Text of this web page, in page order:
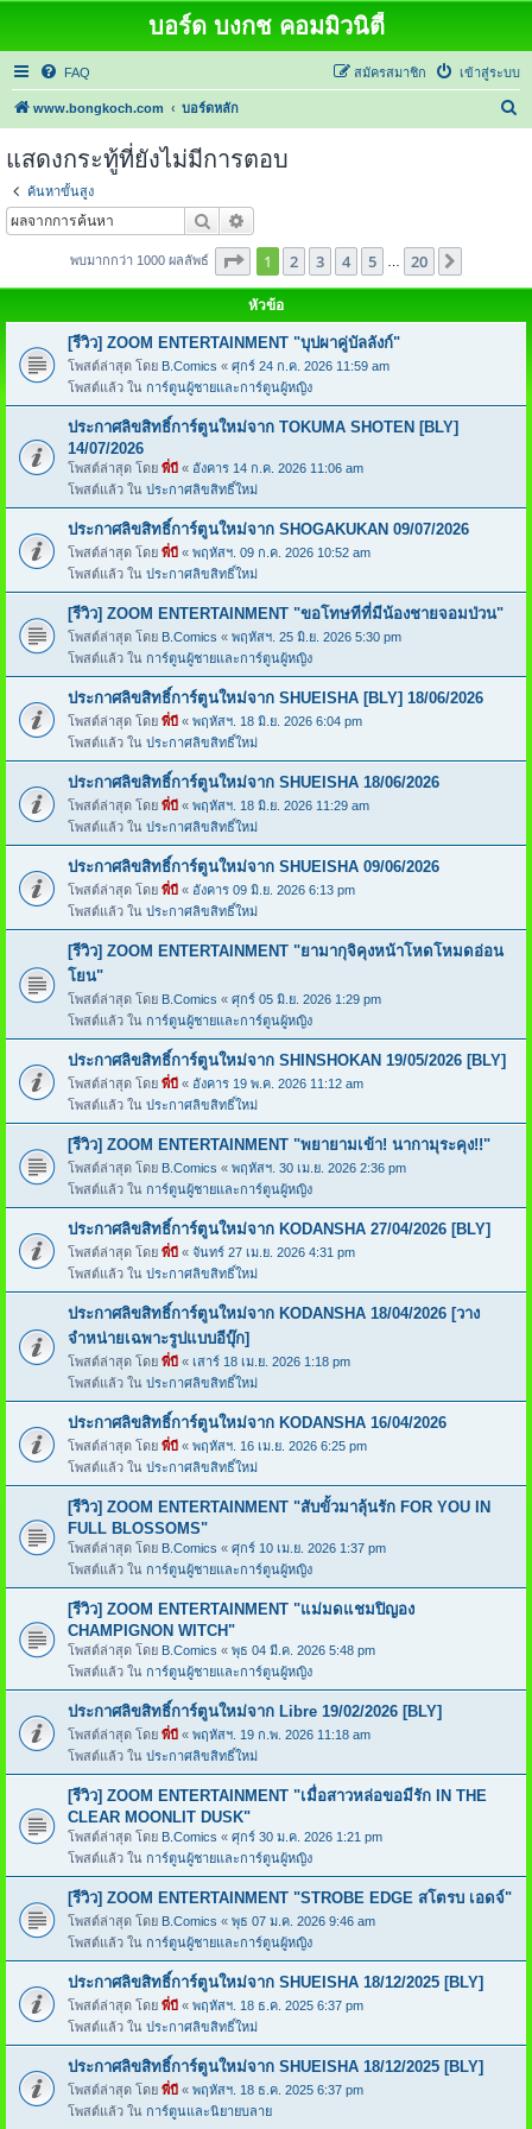
บอร์ด บงกช คอมมิวนิตี้
FAQ เข้าสู่ระบบ
สมัครสมาชิก
www.bongkoch.com บอร์ดหลัก
แสดงกระทู้ที่ยังไม่มีการตอบ
ค้นหาขั้นสูง
ค้นหา
พบมากกว่า 1000 ผลลัพธ์ หน้า จากทั้งหมด 20
1 2 3 4 5 20
หัวข้อ
[รีวิว] ZOOM ENTERTAINMENT "บุปผาคู่บัลลังก์"
โพสต์ล่าสุด โดย B.Comics « ศุกร์ 24 ก.ค. 2026 11:59 am
โพสต์แล้ว ใน การ์ตูนผู้ชายและการ์ตูนผู้หญิง
ประกาศลิขสิทธิ์การ์ตูนใหม่จาก TOKUMA SHOTEN [BLY]
14/07/2026
โพสต์ล่าสุด โดย พี่บี « อังคาร 14 ก.ค. 2026 11:06 am
โพสต์แล้ว ใน ประกาศลิขสิทธิ์ใหม่
ประกาศลิขสิทธิ์การ์ตูนใหม่จาก SHOGAKUKAN 09/07/2026
โพสต์ล่าสุด โดย พี่บี « พฤหัสฯ. 09 ก.ค. 2026 10:52 am
โพสต์แล้ว ใน ประกาศลิขสิทธิ์ใหม่
[รีวิว] ZOOM ENTERTAINMENT "ขอโทษทีที่มีน้องชายจอมป่วน"
โพสต์ล่าสุด โดย B.Comics « พฤหัสฯ. 25 มิ.ย. 2026 5:30 pm
โพสต์แล้ว ใน การ์ตูนผู้ชายและการ์ตูนผู้หญิง
ประกาศลิขสิทธิ์การ์ตูนใหม่จาก SHUEISHA [BLY] 18/06/2026
โพสต์ล่าสุด โดย พี่บี « พฤหัสฯ. 18 มิ.ย. 2026 6:04 pm
โพสต์แล้ว ใน ประกาศลิขสิทธิ์ใหม่
ประกาศลิขสิทธิ์การ์ตูนใหม่จาก SHUEISHA 18/06/2026
โพสต์ล่าสุด โดย พี่บี « พฤหัสฯ. 18 มิ.ย. 2026 11:29 am
โพสต์แล้ว ใน ประกาศลิขสิทธิ์ใหม่
ประกาศลิขสิทธิ์การ์ตูนใหม่จาก SHUEISHA 09/06/2026
โพสต์ล่าสุด โดย พี่บี « อังคาร 09 มิ.ย. 2026 6:13 pm
โพสต์แล้ว ใน ประกาศลิขสิทธิ์ใหม่
[รีวิว] ZOOM ENTERTAINMENT "ยามากุจิคุงหน้าโหดโหมดอ่อน
โยน"
โพสต์ล่าสุด โดย B.Comics « ศุกร์ 05 มิ.ย. 2026 1:29 pm
โพสต์แล้ว ใน การ์ตูนผู้ชายและการ์ตูนผู้หญิง
ประกาศลิขสิทธิ์การ์ตูนใหม่จาก SHINSHOKAN 19/05/2026 [BLY]
โพสต์ล่าสุด โดย พี่บี « อังคาร 19 พ.ค. 2026 11:12 am
โพสต์แล้ว ใน ประกาศลิขสิทธิ์ใหม่
[รีวิว] ZOOM ENTERTAINMENT "พยายามเข้า! นากามุระคุง!!"
โพสต์ล่าสุด โดย B.Comics « พฤหัสฯ. 30 เม.ย. 2026 2:36 pm
โพสต์แล้ว ใน การ์ตูนผู้ชายและการ์ตูนผู้หญิง
ประกาศลิขสิทธิ์การ์ตูนใหม่จาก KODANSHA 27/04/2026 [BLY]
โพสต์ล่าสุด โดย พี่บี « จันทร์ 27 เม.ย. 2026 4:31 pm
โพสต์แล้ว ใน ประกาศลิขสิทธิ์ใหม่
ประกาศลิขสิทธิ์การ์ตูนใหม่จาก KODANSHA 18/04/2026 [วาง
จำหน่ายเฉพาะรูปแบบอีบุ๊ก]
โพสต์ล่าสุด โดย พี่บี « เสาร์ 18 เม.ย. 2026 1:18 pm
โพสต์แล้ว ใน ประกาศลิขสิทธิ์ใหม่
ประกาศลิขสิทธิ์การ์ตูนใหม่จาก KODANSHA 16/04/2026
โพสต์ล่าสุด โดย พี่บี « พฤหัสฯ. 16 เม.ย. 2026 6:25 pm
โพสต์แล้ว ใน ประกาศลิขสิทธิ์ใหม่
[รีวิว] ZOOM ENTERTAINMENT "สับขั้วมาลุ้นรัก FOR YOU IN
FULL BLOSSOMS"
โพสต์ล่าสุด โดย B.Comics « ศุกร์ 10 เม.ย. 2026 1:37 pm
โพสต์แล้ว ใน การ์ตูนผู้ชายและการ์ตูนผู้หญิง
[รีวิว] ZOOM ENTERTAINMENT "แม่มดแชมปิญอง
CHAMPIGNON WITCH"
โพสต์ล่าสุด โดย B.Comics « พุธ 04 มี.ค. 2026 5:48 pm
โพสต์แล้ว ใน การ์ตูนผู้ชายและการ์ตูนผู้หญิง
ประกาศลิขสิทธิ์การ์ตูนใหม่จาก Libre 19/02/2026 [BLY]
โพสต์ล่าสุด โดย พี่บี « พฤหัสฯ. 19 ก.พ. 2026 11:18 am
โพสต์แล้ว ใน ประกาศลิขสิทธิ์ใหม่
[รีวิว] ZOOM ENTERTAINMENT "เมื่อสาวหล่อขอมีรัก IN THE
CLEAR MOONLIT DUSK"
โพสต์ล่าสุด โดย B.Comics « ศุกร์ 30 ม.ค. 2026 1:21 pm
โพสต์แล้ว ใน การ์ตูนผู้ชายและการ์ตูนผู้หญิง
[รีวิว] ZOOM ENTERTAINMENT "STROBE EDGE สโตรบ เอดจ์"
โพสต์ล่าสุด โดย B.Comics « พุธ 07 ม.ค. 2026 9:46 am
โพสต์แล้ว ใน การ์ตูนผู้ชายและการ์ตูนผู้หญิง
ประกาศลิขสิทธิ์การ์ตูนใหม่จาก SHUEISHA 18/12/2025 [BLY]
โพสต์ล่าสุด โดย พี่บี « พฤหัสฯ. 18 ธ.ค. 2025 6:37 pm
โพสต์แล้ว ใน ประกาศลิขสิทธิ์ใหม่
ประกาศลิขสิทธิ์การ์ตูนใหม่จาก SHUEISHA 18/12/2025 [BLY]
โพสต์ล่าสุด โดย พี่บี « พฤหัสฯ. 18 ธ.ค. 2025 6:37 pm
โพสต์แล้ว ใน การ์ตูนและนิยายบลาย